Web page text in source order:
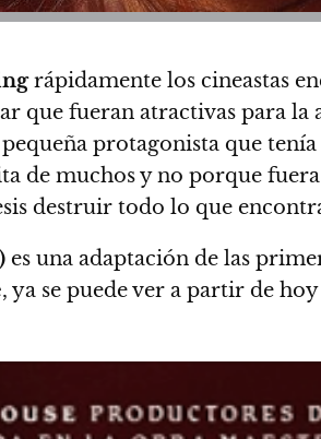
rápidamente los cineastas
que fueran atractivas para la
pequeña protagonista que
de muchos y no porque
destruir todo lo que
es una adaptación de las
, ya se puede ver a partir de